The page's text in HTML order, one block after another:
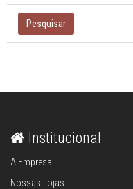
Pesquisar
Institucional
A Empresa
Nossas Lojas